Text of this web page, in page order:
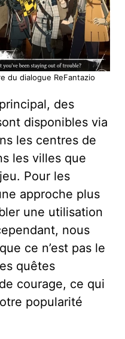
du dialogue ReFantazio
des
disponibles via
les centres de
les villes que
Pour les
approche plus
une utilisation
nous
ce n’est pas le
quêtes
courage, ce qui
popularité